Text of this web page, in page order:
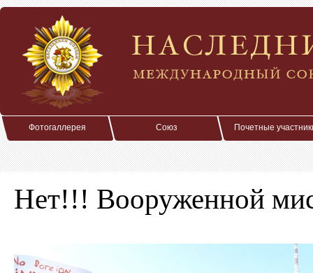
Фотогаллерея Союз Почетные
Нет!!! Вооруженной